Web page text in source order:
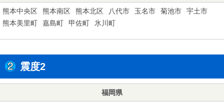
熊本中央区 熊本南区 熊本北区 八代市 玉名市 菊池市
宇土市
熊本美里町
嘉島町 甲佐町 氷川町
震度2
福岡県